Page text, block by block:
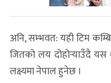
अनि, सम्भवत: यही टिम
जितको लय दोहोर्‍याउँदै
लक्ष्यमा नेपाल हुनेछ ।